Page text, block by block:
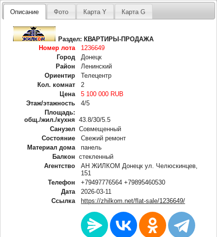
Описание Фото Карта Y Карта G
Раздел:КВАРТИРЫ-ПРОДАЖА
Номер лота
1236649
Город
Донецк
Район
Ленинский
Ориентир
Телецентр
Кол. комнат
2
Цена
5 100 000 RUB
Этаж/этажность
4/5
Площадь:
общ./жил./кухня
43.8/30/5.5
Санузел Совмещенный
Состояние
Свежий ремонт
Материал дома
панель
Балкон
стекленный
Агентство
АН ЖИЛКОМ Донецк ул. Челюскинцев,
151
Телефон
+79497776564 +79895460530
Дата
2026-03-11
Ссылка
https://zhilkom.net/flat-sale/1236649/